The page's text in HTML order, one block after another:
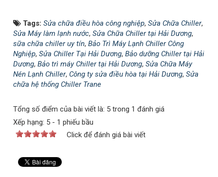
Tags: Sửa chữa điều hòa công nghiệp, Sửa Chữa Chiller,
Sửa Máy làm lạnh nước, Sửa Chữa Chiller tại Hải Dương,
sữa chữa chiller uy tín, Bảo Trì Máy Lạnh Chiller Công
Nghiệp, Sửa Chiller Tại Hải Dương, Bảo dưỡng Chiller tại Hải
Dương, Bảo trì máy Chiller tại Hải Dương, Sửa Chữa Máy
Nén Lạnh Chiller, Công ty sửa điều hòa tại Hải Dương, Sửa
chữa hệ thống Chiller Trane
Tổng số điểm của bài viết là: 5 trong 1 đánh giá
Xếp hạng: 5 - 1 phiếu bầu
Click để đánh giá bài viết